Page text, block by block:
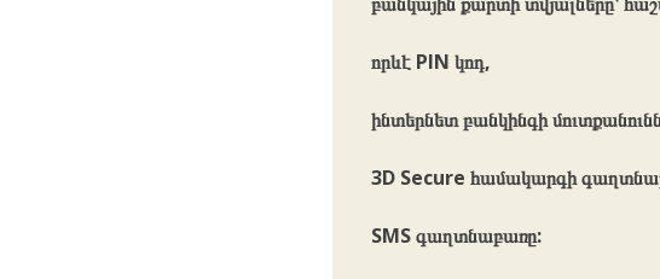
որևէ PIN կոդ,
ինտերնետ բանկինգի
3D Secure համակարգի
SMS գաղտնաբառը: